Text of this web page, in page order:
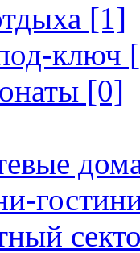
[1]
ключ
[0]